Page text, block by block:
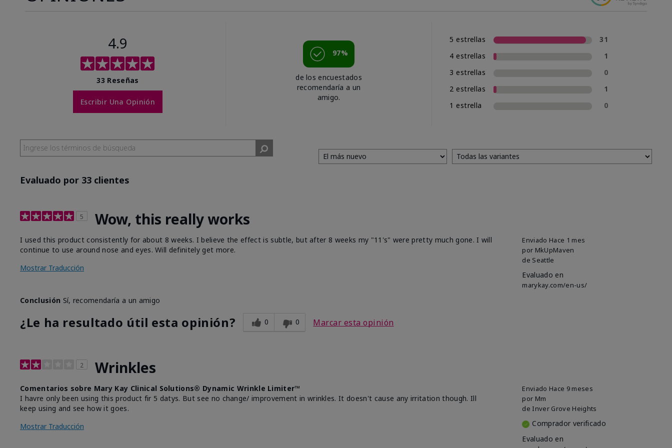
4.9
33 Reseñas
Escribir Una Opinión
97%
de los encuestados
recomendaría a un
amigo.
5 estrellas
31
4 estrellas
1
3 estrellas
0
2 estrellas
1
1 estrella
0
Evaluado por 33 clientes
5 Wow, this really works
Enviado Hace 1 mes
por MkUpMaven
de Seattle
Evaluado en
marykay.com/en-us/
I used this product consistently for about 8 weeks. I believe the effect is subtle, but after 8 weeks my "11's" were pretty much gone. I will
continue to use around nose and eyes. Will definitely get more.
Mostrar Traducción
Conclusión Sí, recomendaría a un amigo
¿Le ha resultado útil esta opinión? 0 0 Marcar esta opinión
2 Wrinkles
Enviado Hace 9 meses
por Mm
de Inver Grove Heights
Comprador verificado
Evaluado en
Comentarios sobre Mary Kay Clinical Solutions® Dynamic Wrinkle Limiter™
I havre only been using this product fir 5 datys. But see no change/ improvement in wrinkles. It doesn't cause any irritation though. Ill
keep using and see how it goes.
Mostrar Traducción